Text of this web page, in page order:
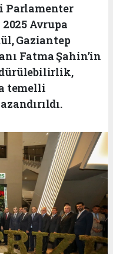
Parlamenter
Avrupa
Gaziantep
Fatma Şahin’in
temelli